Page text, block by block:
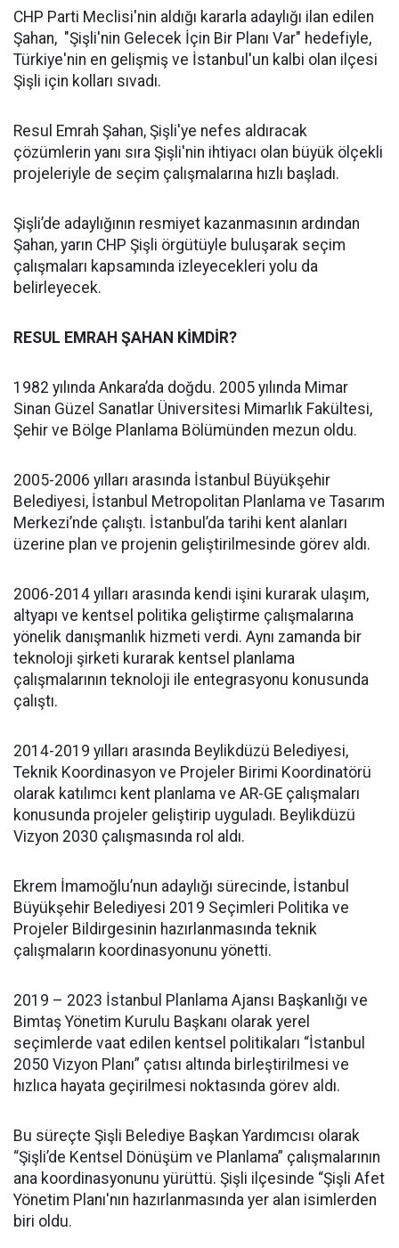
CHP Parti Meclisi'nin aldığı kararla adaylığı ilan edilen
Şahan, "Şişli'nin Gelecek İçin Bir Planı Var" hedefiyle,
Türkiye'nin en gelişmiş ve İstanbul'un kalbi olan ilçesi
Şişli için kolları sıvadı.
Resul Emrah Şahan, Şişli'ye nefes aldıracak
çözümlerin yanı sıra Şişli'nin ihtiyacı olan büyük ölçekli
projeleriyle de seçim çalışmalarına hızlı başladı.
Şişli’de adaylığının resmiyet kazanmasının ardından
Şahan, yarın CHP Şişli örgütüyle buluşarak seçim
çalışmaları kapsamında izleyecekleri yolu da
belirleyecek.
RESUL EMRAH ŞAHAN KİMDİR?
1982 yılında Ankara’da doğdu. 2005 yılında Mimar
Sinan Güzel Sanatlar Üniversitesi Mimarlık Fakültesi,
Şehir ve Bölge Planlama Bölümünden mezun oldu.
2005-2006 yılları arasında İstanbul Büyükşehir
Belediyesi, İstanbul Metropolitan Planlama ve Tasarım
Merkezi’nde çalıştı. İstanbul’da tarihi kent alanları
üzerine plan ve projenin geliştirilmesinde görev aldı.
2006-2014 yılları arasında kendi işini kurarak ulaşım,
altyapı ve kentsel politika geliştirme çalışmalarına
yönelik danışmanlık hizmeti verdi. Aynı zamanda bir
teknoloji şirketi kurarak kentsel planlama
çalışmalarının teknoloji ile entegrasyonu konusunda
çalıştı.
2014-2019 yılları arasında Beylikdüzü Belediyesi,
Teknik Koordinasyon ve Projeler Birimi Koordinatörü
olarak katılımcı kent planlama ve AR-GE çalışmaları
konusunda projeler geliştirip uyguladı. Beylikdüzü
Vizyon 2030 çalışmasında rol aldı.
Ekrem İmamoğlu’nun adaylığı sürecinde, İstanbul
Büyükşehir Belediyesi 2019 Seçimleri Politika ve
Projeler Bildirgesinin hazırlanmasında teknik
çalışmaların koordinasyonunu yönetti.
2019 – 2023 İstanbul Planlama Ajansı Başkanlığı ve
Bimtaş Yönetim Kurulu Başkanı olarak yerel
seçimlerde vaat edilen kentsel politikaları “İstanbul
2050 Vizyon Planı” çatısı altında birleştirilmesi ve
hızlıca hayata geçirilmesi noktasında görev aldı.
Bu süreçte Şişli Belediye Başkan Yardımcısı olarak
“Şişli’de Kentsel Dönüşüm ve Planlama” çalışmalarının
ana koordinasyonunu yürüttü. Şişli ilçesinde “Şişli Afet
Yönetim Planı'nın hazırlanmasında yer alan isimlerden
biri oldu.